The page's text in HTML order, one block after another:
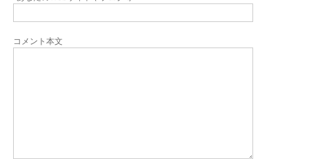
コメント本文